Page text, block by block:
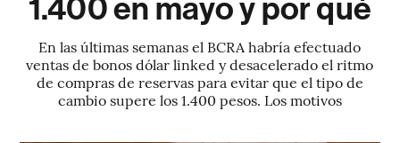
1.400 en mayo y por qué
En las últimas semanas el BCRA habría efectuado
ventas de bonos dólar linked y desacelerado el ritmo
de compras de reservas para evitar que el tipo de
cambio supere los 1.400 pesos. Los motivos